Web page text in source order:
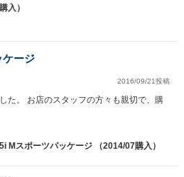
入）
ケージ
2016/09/21投稿
た。 お店のスタッフの方々も親切で、購
Mスポーツパッケージ （2014/07購入）